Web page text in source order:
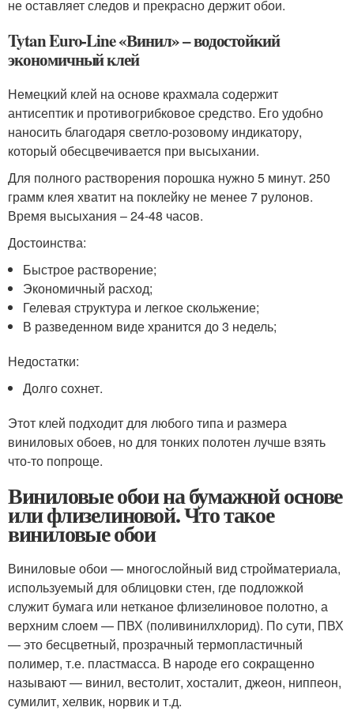
не оставляет следов и прекрасно держит обои.
Tytan Euro-Line «Винил» – водостойкий
экономичный клей
Немецкий клей на основе крахмала содержит
антисептик и противогрибковое средство. Его удобно
наносить благодаря светло-розовому индикатору,
который обесцвечивается при высыхании.
Для полного растворения порошка нужно 5 минут. 250
грамм клея хватит на поклейку не менее 7 рулонов.
Время высыхания – 24-48 часов.
Достоинства:
Быстрое растворение;
Экономичный расход;
Гелевая структура и легкое скольжение;
В разведенном виде хранится до 3 недель;
Недостатки:
Долго сохнет.
Этот клей подходит для любого типа и размера
виниловых обоев, но для тонких полотен лучше взять
что-то попроще.
Виниловые обои на бумажной основе
или флизелиновой. Что такое
виниловые обои
Виниловые обои — многослойный вид стройматериала,
используемый для облицовки стен, где подложкой
служит бумага или нетканое флизелиновое полотно, а
верхним слоем — ПВХ (поливинилхлорид). По сути, ПВХ
— это бесцветный, прозрачный термопластичный
полимер, т.е. пластмасса. В народе его сокращенно
называют — винил, вестолит, хосталит, джеон, ниппеон,
сумилит, хелвик, норвик и т.д.